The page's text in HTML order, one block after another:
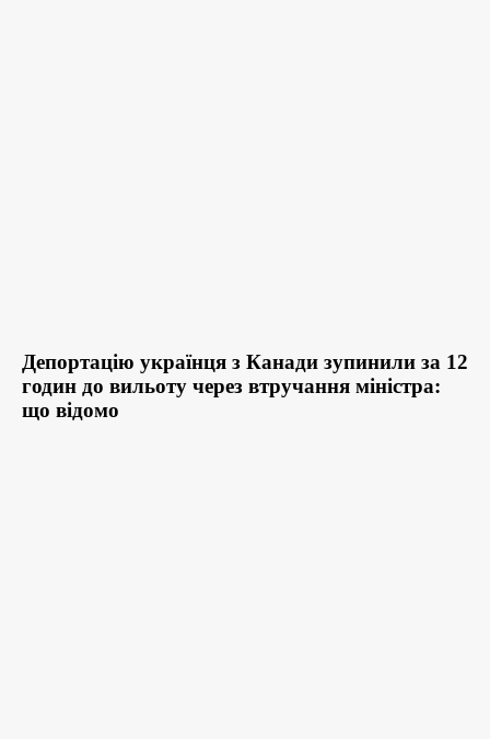
Депортацію українця з Канади зупинили за 12
годин до вильоту через втручання міністра:
що відомо